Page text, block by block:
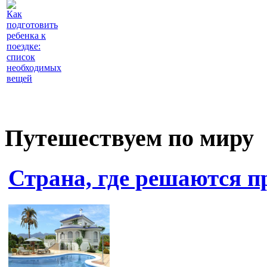
Как
подготовить
ребенка к
поездке:
список
необходимых
вещей
Путешествуем по миру
Страна, где решаются